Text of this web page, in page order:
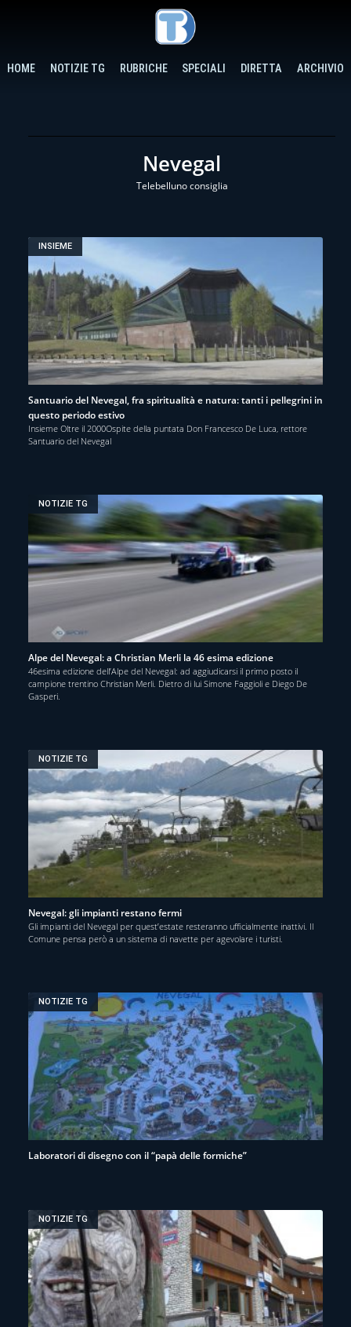
HOME NOTIZIE TG RUBRICHE SPECIALI DIRETTA ARCHIVIO
Nevegal
Telebelluno consiglia
INSIEME
Santuario del Nevegal, fra spiritualità e natura: tanti i pellegrini in
questo periodo estivo
Insieme Oltre il 2000Ospite della puntata Don Francesco De Luca, rettore
Santuario del Nevegal
NOTIZIE TG
Alpe del Nevegal: a Christian Merli la 46 esima edizione
46esima edizione dell’Alpe del Nevegal: ad aggiudicarsi il primo posto il
campione trentino Christian Merli. Dietro di lui Simone Faggioli e Diego De
Gasperi.
NOTIZIE TG
Nevegal: gli impianti restano fermi
Gli impianti del Nevegal per quest’estate resteranno ufficialmente inattivi. Il
Comune pensa però a un sistema di navette per agevolare i turisti.
NOTIZIE TG
Laboratori di disegno con il “papà delle formiche”
NOTIZIE TG